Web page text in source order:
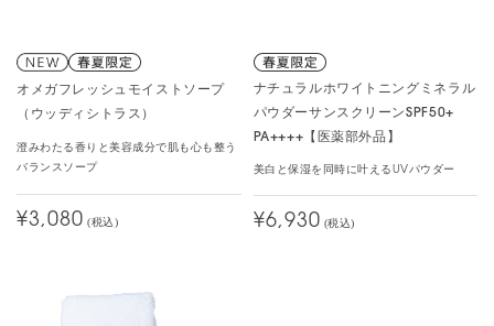
オメガフレッシュモイストソープ
（ウッディシトラス）
澄みわたる香りと美容成分で肌も心も整う
バランスソープ
¥3,080 (税込)
ナチュラルホワイトニングミネラル
パウダーサンスクリーンSPF50+
PA++++【医薬部外品】
美白と保湿を同時に叶えるUVパウダー
¥6,930 (税込)